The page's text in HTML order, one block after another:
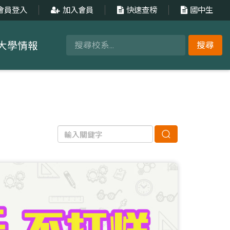
員登入 加入會員 快速查榜 國中生
搜尋
學情報